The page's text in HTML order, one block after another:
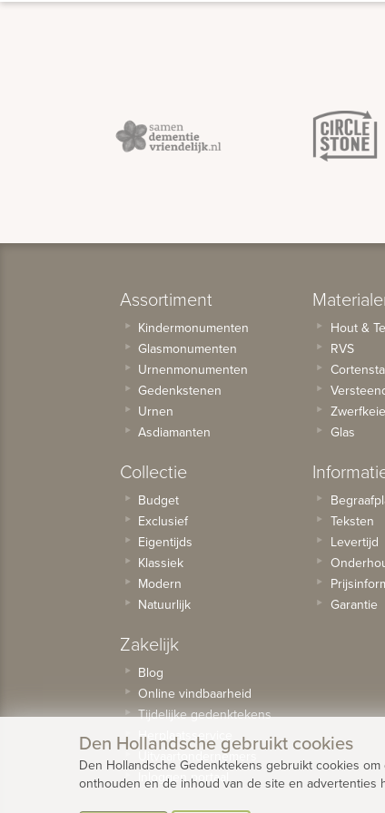
Assortiment
Kindermonumenten
Glasmonumenten
Urnenmonumenten
Gedenkstenen
Urnen
Asdiamanten
Collectie
Budget
Exclusief
Eigentijds
Klassiek
Modern
Natuurlijk
Zakelijk
Blog
Online vindbaarheid
Tijdelijke gedenktekens
Herplaatsservice
Uitvaartondernemers
Inloggen portaal
Hout &
RVS
Glas
Teksten
Levertijd
Garantie
Den Hollandsche gebruikt cookies
Den Hollandsche Gedenktekens gebruikt cookies
onthouden en de inhoud van de site en advertenties